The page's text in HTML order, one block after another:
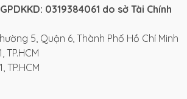
0319384061 do sở Tài Chính
5, Quận 6, Thành Phố Hồ Chí Minh
TP.HCM
TP.HCM